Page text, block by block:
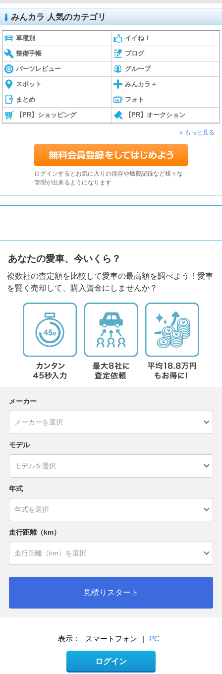
みんカラ 人気のカテゴリ
車種別 イイね！
整備手帳 ブログ
パーツレビュー グループ
スポット みんカラ＋
まとめ フォト
【PR】ショッピング 【PR】オークション
もっと見る
ログインするとお気に入りの保存や燃費記録など様々な
管理が出来るようになります
あなたの愛車、今いくら？
複数社の査定額を比較して愛車の最高額を調べよう！愛車
を賢く売却して、購入資金にしませんか？
メーカー
モデル
年式
走行距離（km）
見積りスタート
表示： スマートフォン | PC
ログイン